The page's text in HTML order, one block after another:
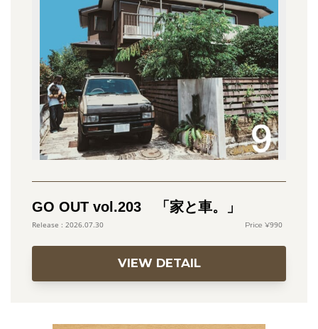
GO OUT vol.203 「家と車。」
2026.07.30 990
VIEW DETAIL